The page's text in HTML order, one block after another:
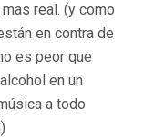
real. (y como
en contra de
es peor que
en un
a todo